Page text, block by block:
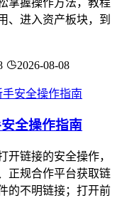
、进入资产板块，到
2026-08-08
全操作指南
开链接的安全操作，
正规合作平台获取链
的不明链接；打开前